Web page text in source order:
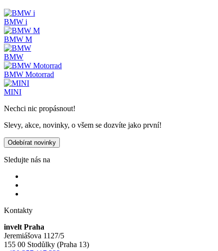
BMW i
BMW M
BMW
BMW Motorrad
MINI
Nechci nic propásnout!
Slevy, akce, novinky, o všem se dozvíte jako první!
Odebírat novinky
Sledujte nás na
Kontakty
invelt Praha
Jeremiášova 1127/5
155 00 Stodůlky (Praha 13)